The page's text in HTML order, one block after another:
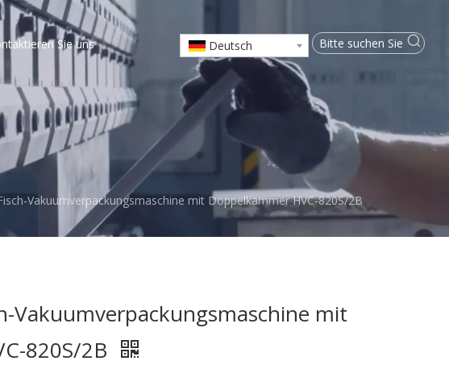
Sie uns Deutsch
Vakuumverpackungsmaschine mit Doppelkammer HVC-820S/2B
Vakuumverpackungsmaschine mit
820S/2B